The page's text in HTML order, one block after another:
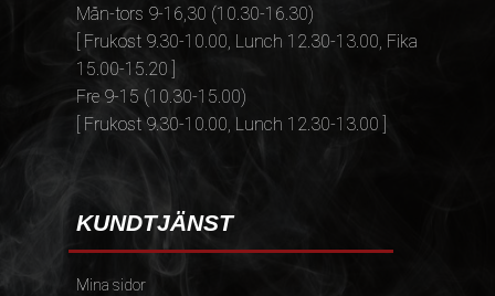
Mån-tors 9-16,30 (10.30-16.30)
[ Frukost 9.30-10.00, Lunch 12.30-13.00, Fika
15.00-15.20 ]
Fre 9-15 (10.30-15.00)
[ Frukost 9.30-10.00, Lunch 12.30-13.00 ]
KUNDTJÄNST
Mina sidor